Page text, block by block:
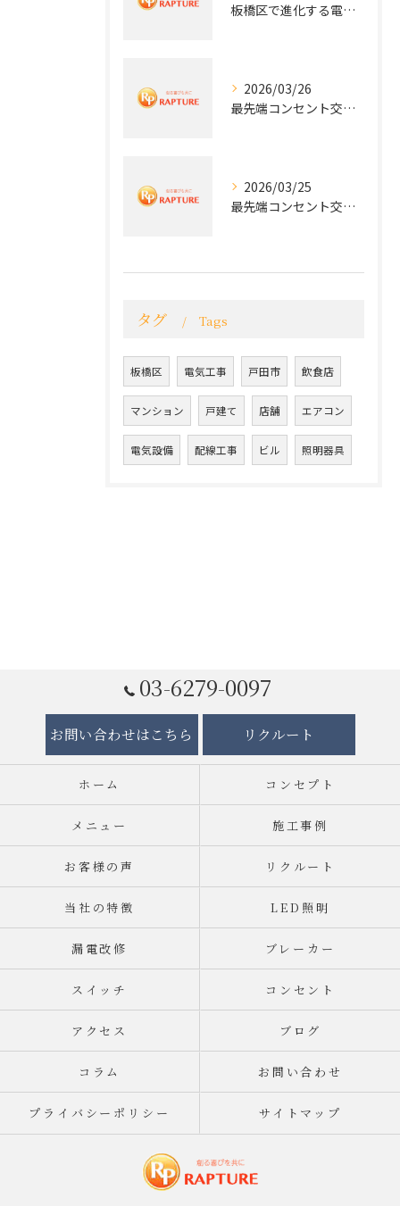
板橋区で進化する電気工事と最新コンセント交換技術
2026/03/26
最先端コンセント交換で快適な生活を実現する電気工事の技術
2026/03/25
最先端コンセント交換で実現する安全と快適な住環境
タグ Tags
板橋区 電気工事 戸田市 飲食店
マンション 戸建て 店舗 エアコン
電気設備 配線工事 ビル 照明器具
03-6279-0097
お問い合わせはこちら リクルート
ホーム コンセプト
メニュー 施工事例
お客様の声 リクルート
当社の特徴 LED照明
漏電改修 ブレーカー
スイッチ コンセント
アクセス ブログ
コラム お問い合わせ
プライバシーポリシー サイトマップ